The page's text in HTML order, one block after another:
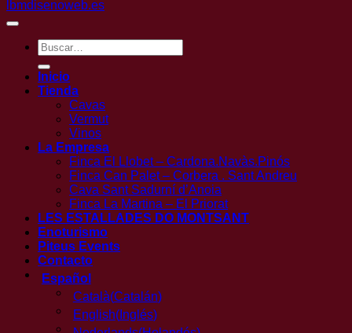
lbmdisenoweb.es
Buscar
por:
Inicio
Tienda
Cavas
Vermut
Vinos
La Empresa
Finca El Llobet – Cardona.Navàs.Pinós
Finca Can Palet – Corbera . Sant Andreu
Cava Sant Sadurní d’Anoia
Finca La Martina – El Priorat
LES ESTALLADES DO MONTSANT
Enoturismo
Piteus Events
Contacto
Español
Català(Catalán)
English(Inglés)